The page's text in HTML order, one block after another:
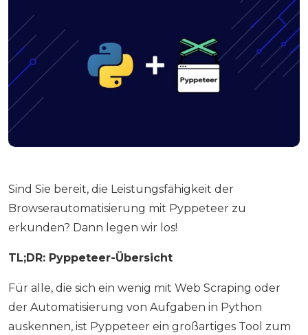
Sind Sie bereit, die Leistungsfähigkeit der
Browserautomatisierung mit Pyppeteer zu
erkunden? Dann legen wir los!
TL;DR: Pyppeteer-Übersicht
Für alle, die sich ein wenig mit Web Scraping oder
der Automatisierung von Aufgaben in Python
auskennen, ist Pyppeteer ein großartiges Tool zum